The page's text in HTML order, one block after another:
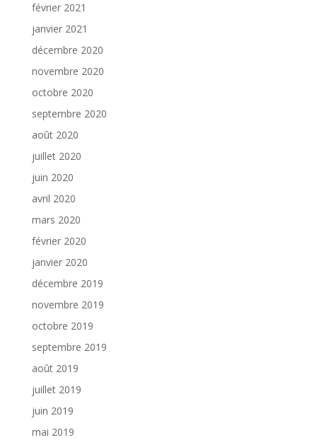
février 2021
janvier 2021
décembre 2020
novembre 2020
octobre 2020
septembre 2020
août 2020
juillet 2020
juin 2020
avril 2020
mars 2020
février 2020
janvier 2020
décembre 2019
novembre 2019
octobre 2019
septembre 2019
août 2019
juillet 2019
juin 2019
mai 2019